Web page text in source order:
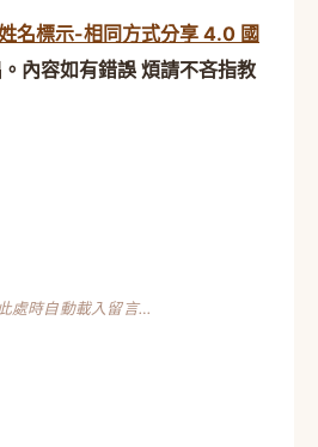
名標示-相同方式分享 4.0 國
內容如有錯誤 煩請不吝指教
處時自動載入留言…